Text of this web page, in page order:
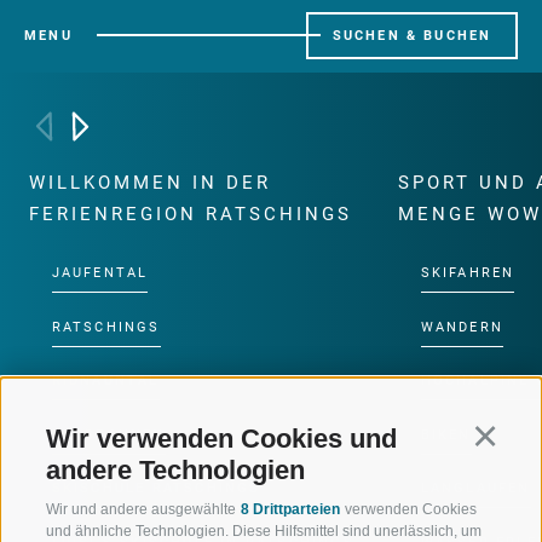
Wir verwenden Cookies und
andere Technologien
Wir und andere ausgewählte 8 Drittparteien verwenden Cookies
und ähnliche Technologien. Diese Hilfsmittel sind unerlässlich, um
MENU SUCHEN & BUCHEN
WILLKOMMEN IN DER
FERIENREGION RATSCHINGS
JAUFENTAL
RATSCHINGS
RIDNAUNTAL
BERGBAHNEN
SKISCHULE RATSCHINGS
SPORT UND
MENGE
SKIFAHREN
WANDERN
HOCHALPINE